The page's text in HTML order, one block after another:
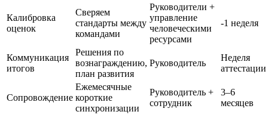
Калибровка
оценок
Сверяем
стандарты между
командами
Руководители +
управление
человеческими
ресурсами
-1 неделя
Коммуникация
итогов
Решения по
вознаграждению,
план развития
Руководитель
Неделя
аттестации
Сопровождение
Ежемесячные
короткие
синхронизации
Руководитель +
сотрудник
3–6
месяцев